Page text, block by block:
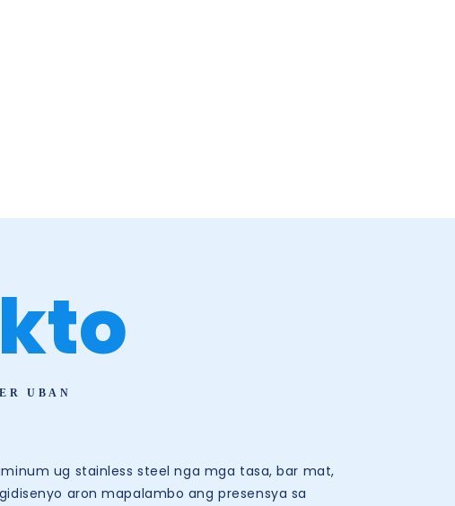
UBAN
ug stainless steel nga mga tasa, bar mat,
aron mapalambo ang presensya sa